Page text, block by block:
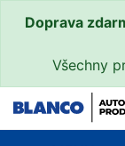
Doprava
Všechny